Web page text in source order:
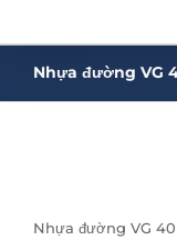
Nhựa đường VG
Nhựa đường VG